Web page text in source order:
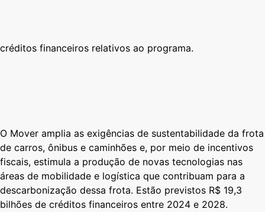
créditos financeiros relativos ao programa.
O Mover amplia as exigências de sustentabilidade da frota
de carros, ônibus e caminhões e, por meio de incentivos
fiscais, estimula a produção de novas tecnologias nas
áreas de mobilidade e logística que contribuam para a
descarbonização dessa frota. Estão previstos R$ 19,3
bilhões de créditos financeiros entre 2024 e 2028.